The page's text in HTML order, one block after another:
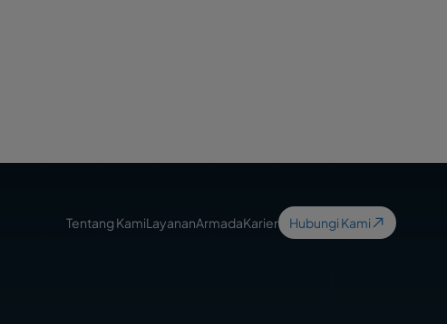
Tentang KamiLayananArmadaKarier Hubungi Kami